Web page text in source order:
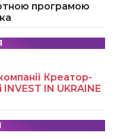
програмою
Креатор-
IN UKRAINE